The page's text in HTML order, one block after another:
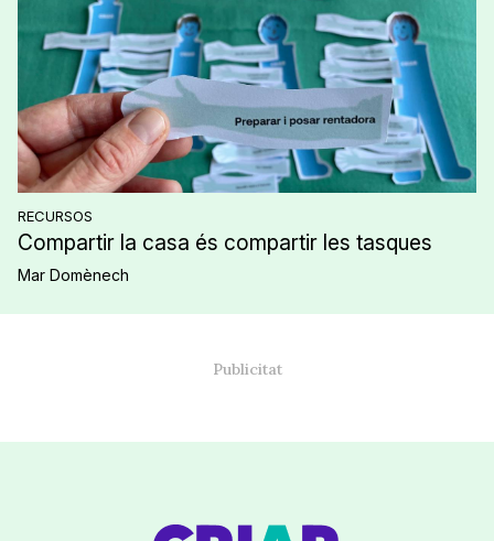
RECURSOS
Compartir la casa és compartir les tasques
Mar Domènech